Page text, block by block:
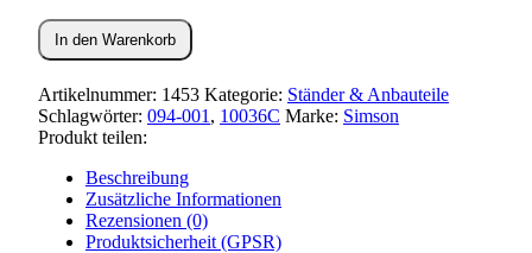
Seitenständer
für
16"
Menge
In den Warenkorb
Artikelnummer: 1453 Kategorie: Ständer & Anbauteile
Schlagwörter: 094-001 , 10036C Marke: Simson
Produkt teilen:
Beschreibung
Zusätzliche Informationen
Rezensionen (0)
Produktsicherheit (GPSR)